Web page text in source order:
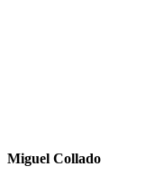
Miguel Collado